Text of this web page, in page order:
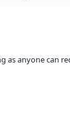
as anyone can